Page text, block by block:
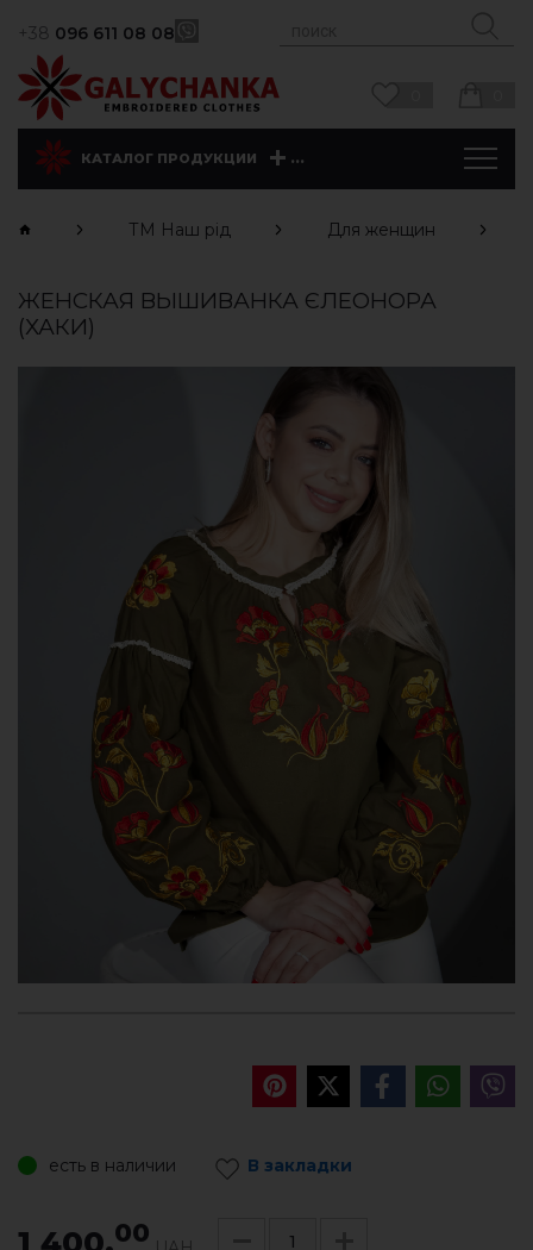
+38 096 611 08 08
КАТАЛОГ ПРОДУКЦИИ ...
ТМ Наш рід Для женщин
ЖЕНСКАЯ ВЫШИВАНКА ЄЛЕОНОРА
(ХАКИ)
есть в наличии В закладки
1 400.00